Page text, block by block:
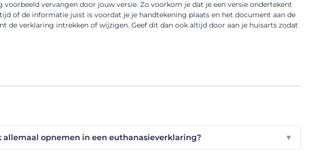
vervangen door jouw versie. Zo voorkom je dat je een versie ondertekent
of de informatie juist is voordat je je handtekening plaats en het document aan de
de verklaring intrekken of wijzigen. Geef dit dan ook altijd door aan je huisarts zodat
allemaal opnemen in een euthanasieverklaring? ▼